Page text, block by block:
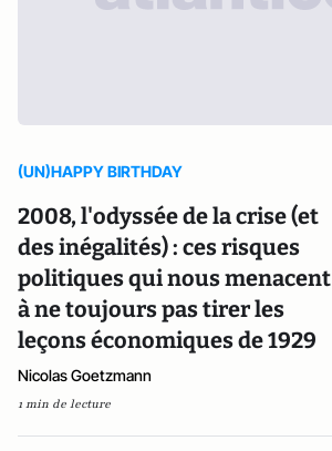
(UN)HAPPY BIRTHDAY
2008, l'odyssée de la crise (et
des inégalités) : ces risques
politiques qui nous menacent
à ne toujours pas tirer les
leçons économiques de 1929
Nicolas Goetzmann
1 min de lecture